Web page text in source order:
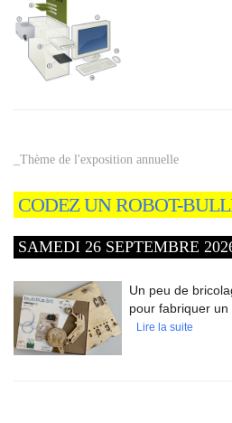
_Thème de l'exposition annuelle
CODEZ UN ROBOT-
SAMEDI 26 SEPTEMBRE
Un peu de
pour fabriquer
Lire la suite